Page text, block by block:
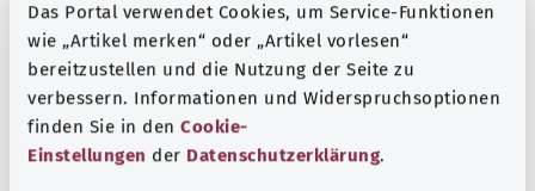
Das Portal verwendet Cookies, um Service-Funktionen
wie „Artikel merken“ oder „Artikel vorlesen“
bereitzustellen und die Nutzung der Seite zu
verbessern. Informationen und Widerspruchsoptionen
finden Sie in den Cookie-
Einstellungen der Datenschutzerklärung.
Источник
Предоставлено некоммерческой организацией Was
hab’ ich? GmbH по поручению Bundesministerium für
Gesundheit (BMG, Федеральное министерство
здравоохранения).